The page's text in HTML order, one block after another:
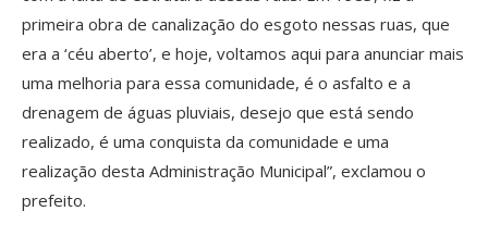
primeira obra de canalização do esgoto nessas ruas, que
era a ‘céu aberto’, e hoje, voltamos aqui para anunciar mais
uma melhoria para essa comunidade, é o asfalto e a
drenagem de águas pluviais, desejo que está sendo
realizado, é uma conquista da comunidade e uma
realização desta Administração Municipal”, exclamou o
prefeito.